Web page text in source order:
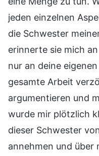
jeden einzelnen
die Schwester
erinnerte sie mich
nur an deine
gesamte Arbeit
argumentieren und
wurde mir plötzlich
dieser Schwester
annehmen und über